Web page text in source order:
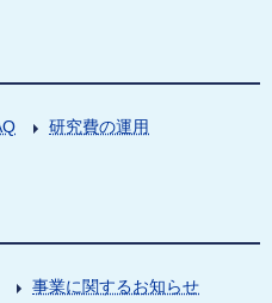
研究費の運用
事業に関するお知らせ